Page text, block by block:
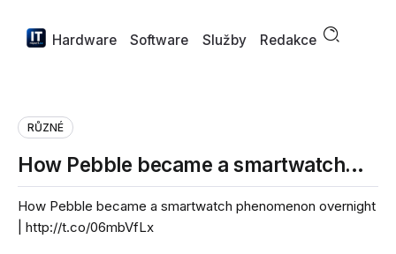
Hardware Software Služby Redakce
RŮZNÉ
How Pebble became a smartwatch…
How Pebble became a smartwatch phenomenon overnight
| http://t.co/06mbVfLx